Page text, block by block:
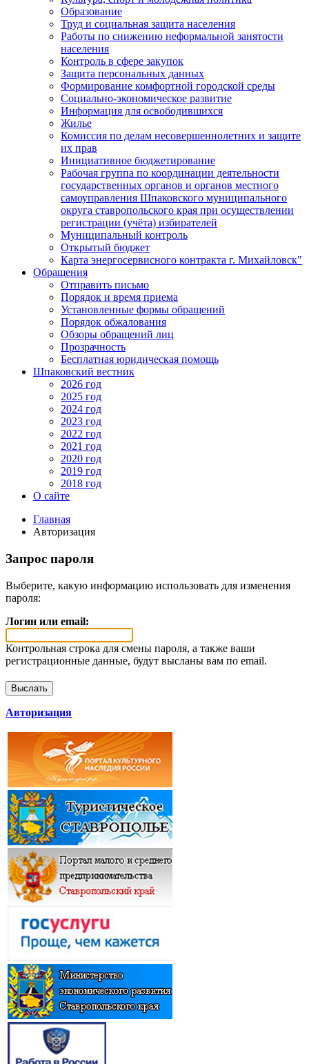
Образование
Труд и социальная защита населения
Работы по снижению неформальной занятости
населения
Контроль в сфере закупок
Защита персональных данных
Формирование комфортной городской среды
Социально-экономическое развитие
Информация для освободившихся
Жилье
Комиссия по делам несовершеннолетних и защите
их прав
Инициативное бюджетирование
Рабочая группа по координации деятельности
государственных органов и органов местного
самоуправления Шпаковского муниципального
округа ставропольского края при осуществлении
регистрации (учёта) избирателей
Муниципальный контроль
Открытый бюджет
Карта энергосервисного контракта г. Михайловск"
Обращения
Отправить письмо
Порядок и время приема
Установленные формы обращений
Порядок обжалования
Обзоры обращений лиц
Прозрачность
Бесплатная юридическая помощь
Шпаковский вестник
2026 год
2025 год
2024 год
2023 год
2022 год
2021 год
2020 год
2019 год
2018 год
О сайте
Главная
Авторизация
Запрос пароля
Выберите, какую информацию использовать для изменения
пароля:
Логин или email:
Контрольная строка для смены пароля, а также ваши
регистрационные данные, будут высланы вам по email.
Авторизация